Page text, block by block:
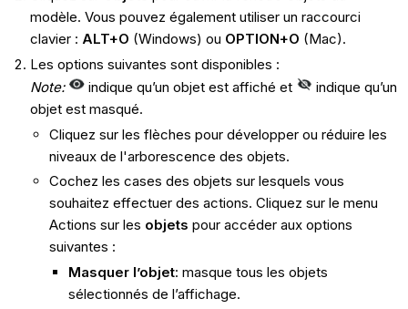
modèle. Vous pouvez également utiliser un raccourci
clavier : ALT+O (Windows) ou OPTION+O (Mac).
Les options suivantes sont disponibles :
Note:
indique qu’un objet est affiché et
indique qu’un
objet est masqué.
Cliquez sur les flèches pour développer ou réduire les
niveaux de l'arborescence des objets.
Cochez les cases des objets sur lesquels vous
souhaitez effectuer des actions. Cliquez sur le menu
Actions sur les objets pour accéder aux options
suivantes :
Masquer l’objet: masque tous les objets
sélectionnés de l’affichage.